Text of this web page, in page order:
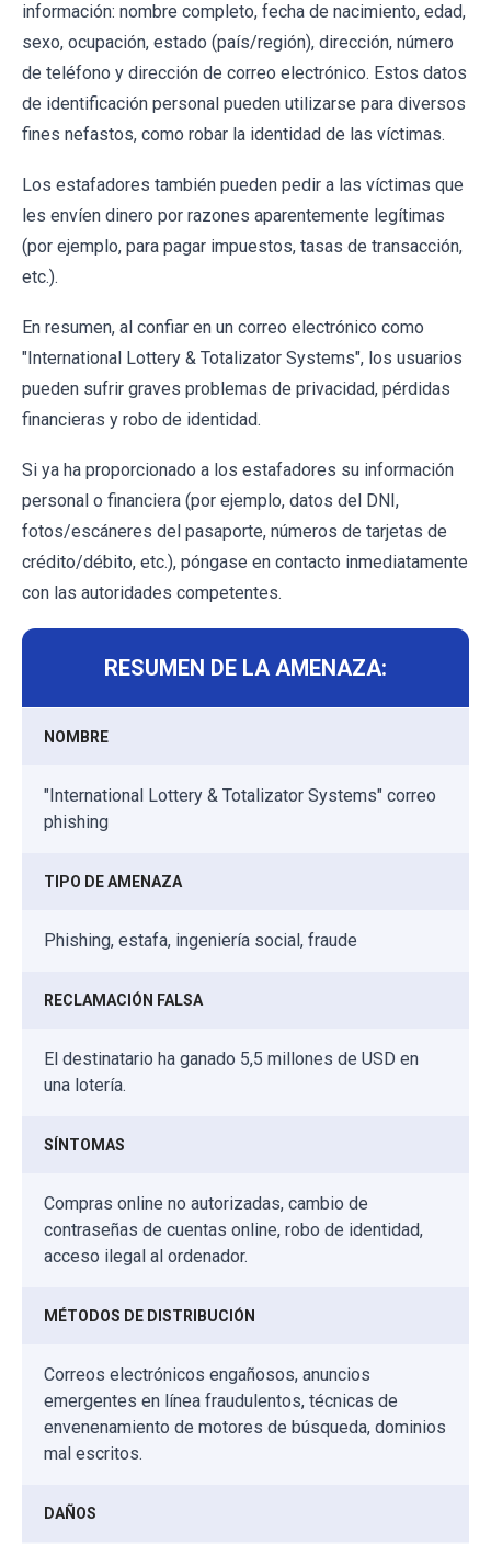
información: nombre completo, fecha de nacimiento, edad,
sexo, ocupación, estado (país/región), dirección, número
de teléfono y dirección de correo electrónico. Estos datos
de identificación personal pueden utilizarse para diversos
fines nefastos, como robar la identidad de las víctimas.
Los estafadores también pueden pedir a las víctimas que
les envíen dinero por razones aparentemente legítimas
(por ejemplo, para pagar impuestos, tasas de transacción,
etc.).
En resumen, al confiar en un correo electrónico como
"International Lottery & Totalizator Systems", los usuarios
pueden sufrir graves problemas de privacidad, pérdidas
financieras y robo de identidad.
Si ya ha proporcionado a los estafadores su información
personal o financiera (por ejemplo, datos del DNI,
fotos/escáneres del pasaporte, números de tarjetas de
crédito/débito, etc.), póngase en contacto inmediatamente
con las autoridades competentes.
RESUMEN DE LA AMENAZA:
NOMBRE
"International Lottery & Totalizator Systems" correo
phishing
TIPO DE AMENAZA
Phishing, estafa, ingeniería social, fraude
RECLAMACIÓN FALSA
El destinatario ha ganado 5,5 millones de USD en
una lotería.
SÍNTOMAS
Compras online no autorizadas, cambio de
contraseñas de cuentas online, robo de identidad,
acceso ilegal al ordenador.
MÉTODOS DE DISTRIBUCIÓN
Correos electrónicos engañosos, anuncios
emergentes en línea fraudulentos, técnicas de
envenenamiento de motores de búsqueda, dominios
mal escritos.
DAÑOS